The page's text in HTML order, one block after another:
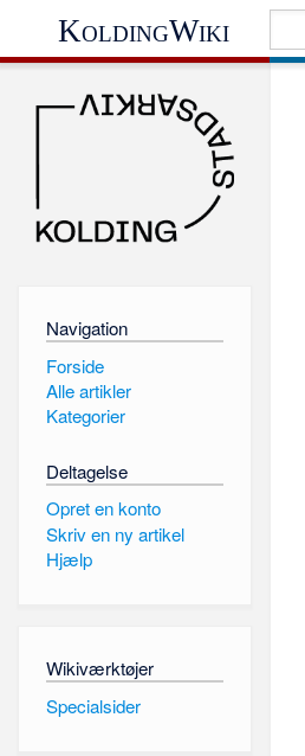
KoldingWiki
Navigation
Forside
Alle artikler
Kategorier
Deltagelse
Opret en konto
Skriv en ny artikel
Hjælp
Wikiværktøjer
Specialsider